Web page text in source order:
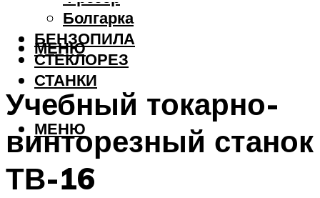
Болгарка
БЕНЗОПИЛА
СТЕКЛОРЕЗ
СТАНКИ
МЕНЮ
МЕНЮ
Учебный токарно-
винторезный станок
ТВ-16